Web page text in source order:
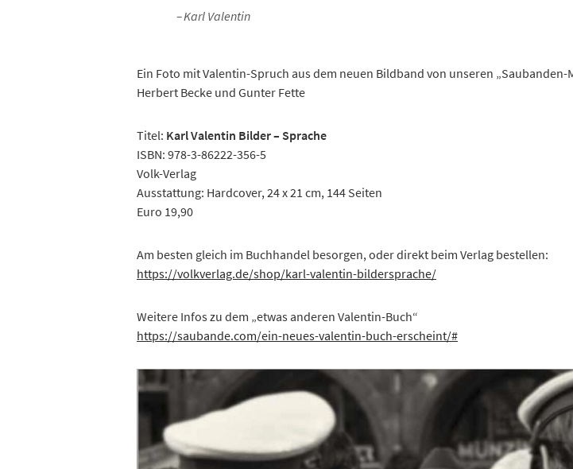
Karl Valentin
Ein Foto mit Valentin-Spruch aus dem neuen Bildband von unseren „Saubanden-
Herbert Becke und Gunter Fette
Titel: Karl Valentin Bilder – Sprache
ISBN: 978-3-86222-356-5
Volk-Verlag
Ausstattung: Hardcover, 24 x 21 cm, 144 Seiten
Euro 19,90
Am besten gleich im Buchhandel besorgen, oder direkt beim Verlag bestellen:
https://volkverlag.de/shop/karl-valentin-bildersprache/
Weitere Infos zu dem „etwas anderen Valentin-Buch“
https://saubande.com/ein-neues-valentin-buch-erscheint/#